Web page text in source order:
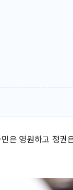
여수
인천서
'화합'
李대
은 영원하고 정권